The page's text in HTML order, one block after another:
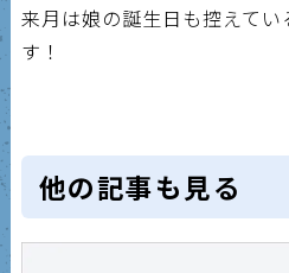
来月は娘の誕生日も控えて
す！
他の記事も見る